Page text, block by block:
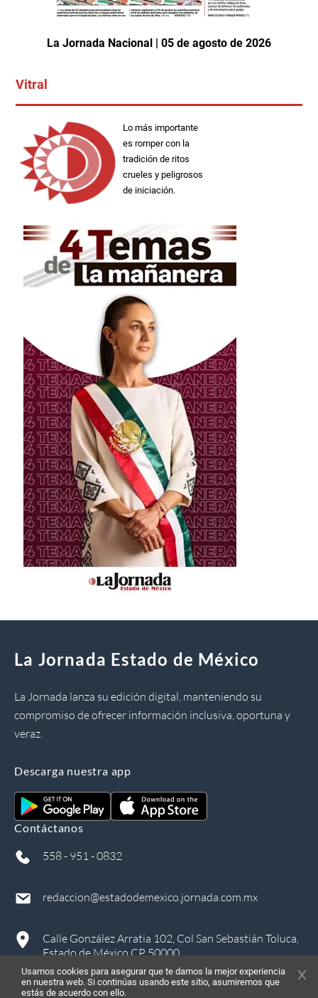
La Jornada Nacional | 05 de agosto de 2026
Vitral
Lo más importante
es romper con la
tradición de ritos
crueles y peligrosos
de iniciación.
La Jornada Estado de México
La Jornada lanza su edición digital, manteniendo su
compromiso de ofrecer información inclusiva, oportuna y
veraz.
Descarga nuestra app
Contáctanos
558 - 951 - 0832
redaccion@estadodemexico.jornada.com.mx
Calle González Arratia 102, Col San Sebastián Toluca,
Estado de México CP 50000
Usamos cookies para asegurar que te damos la mejor experiencia
en nuestra web. Si continúas usando este sitio, asumiremos que
estás de acuerdo con ello.